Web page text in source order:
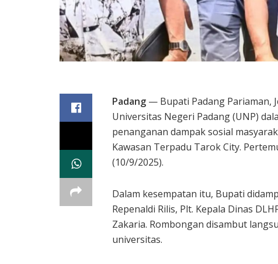
Padang — Bupati Padang Pariaman,
Universitas Negeri Padang (UNP)
penanganan dampak sosial
Kawasan Terpadu Tarok City.
(10/9/2025).
Dalam kesempatan itu, Bupati
Repenaldi Rilis, Plt. Kepala Dinas
Zakaria. Rombongan disambut
universitas.